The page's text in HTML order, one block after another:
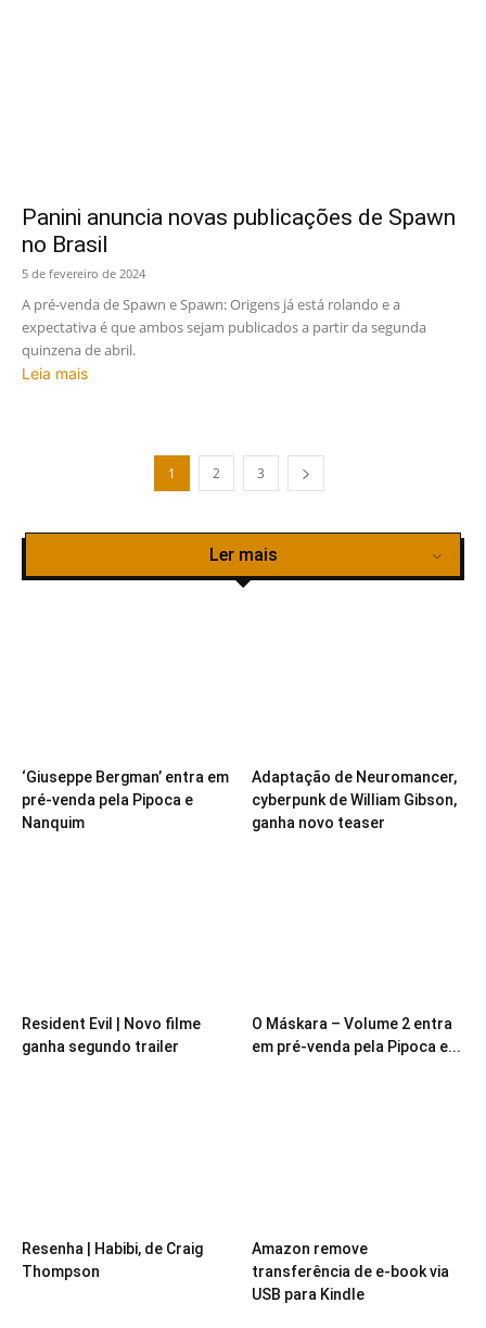
Panini anuncia novas publicações de Spawn
no Brasil
5 de fevereiro de 2024
A pré-venda de Spawn e Spawn: Origens já está rolando e a
expectativa é que ambos sejam publicados a partir da segunda
quinzena de abril.
Leia mais
1 2 3
Ler mais
‘Giuseppe Bergman’ entra em
pré-venda pela Pipoca e
Nanquim
Adaptação de Neuromancer,
cyberpunk de William Gibson,
ganha novo teaser
Resident Evil | Novo filme
ganha segundo trailer
O Máskara – Volume 2 entra
em pré-venda pela Pipoca e...
Resenha | Habibi, de Craig
Thompson
Amazon remove
transferência de e-book via
USB para Kindle